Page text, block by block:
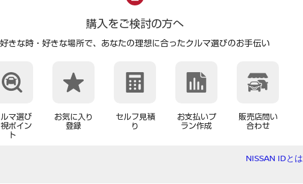
購入をご検討の方へ
好きな時・好きな場所で、 あなたの理想に合ったクルマ選びのお手伝い
マ選び
ポイン
ト
お気に入り
登録
セルフ見積
り
お支払いプ
ラン作成
販売店問い
合わせ
NISSAN IDとは